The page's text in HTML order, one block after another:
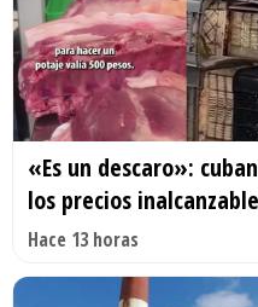
«Es un descaro»:
los precios
Hace 13 horas